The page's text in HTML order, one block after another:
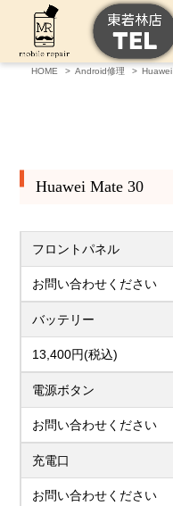
HOME Android修理 Huawei
Huawei Mate 30
フロントパネル
お問い合わせください
バッテリー
13,400円(税込)
電源ボタン
お問い合わせください
充電口
お問い合わせください